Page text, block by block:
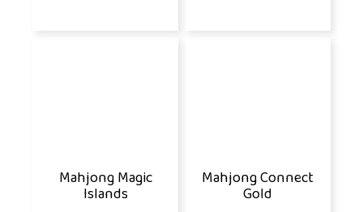
Mahjong Magic
Islands
Mahjong Connect
Gold